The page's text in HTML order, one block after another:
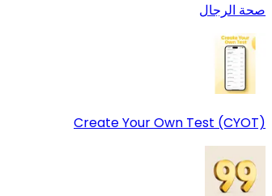
صحة الرجال
Create Your Own Test (CYOT)